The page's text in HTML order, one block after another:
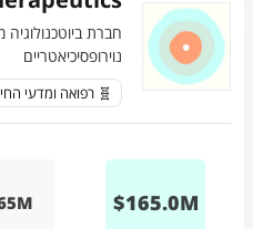
חברת
נוירופסיכיאטריים
🧬 רפואה ומדעי
M
165.0
$